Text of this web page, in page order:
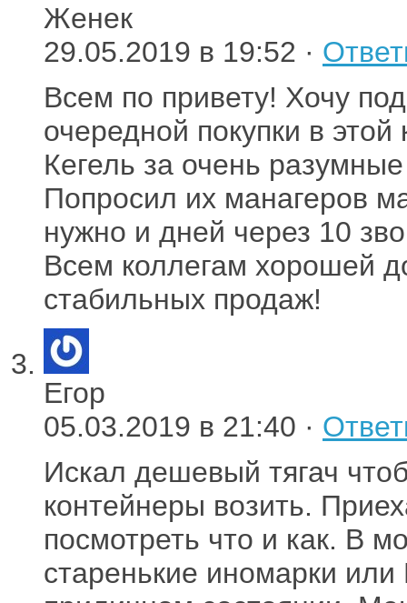
Женек
29.05.2019 в 19:52 ·
Всем по привету! Хочу
очередной покупки в
Кегель за очень
Попросил их манагеров
нужно и дней через 10
Всем коллегам хорошей
стабильных продаж!
Егор
05.03.2019 в 21:40 ·
Искал дешевый тягач
контейнеры возить.
посмотреть что и как. В
старенькие иномарки